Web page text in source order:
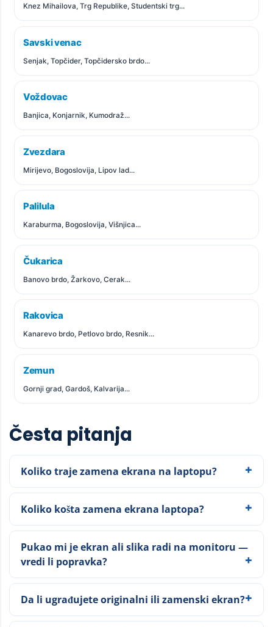
Knez Mihailova, Trg Republike, Studentski trg...
Savski venac
Senjak, Topčider, Topčidersko brdo...
Voždovac
Banjica, Konjarnik, Kumodraž...
Zvezdara
Mirijevo, Bogoslovija, Lipov lad...
Palilula
Karaburma, Bogoslovija, Višnjica...
Čukarica
Banovo brdo, Žarkovo, Cerak...
Rakovica
Kanarevo brdo, Petlovo brdo, Resnik...
Zemun
Gornji grad, Gardoš, Kalvarija...
Česta pitanja
Koliko traje zamena ekrana na laptopu?
Koliko košta zamena ekrana laptopa?
Pukao mi je ekran ali slika radi na monitoru —
vredi li popravka?
Da li ugrađujete originalni ili zamenski ekran?